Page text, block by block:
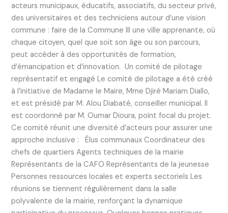
acteurs municipaux, éducatifs, associatifs, du secteur privé,
des universitaires et des techniciens autour d’une vision
commune : faire de la Commune III une ville apprenante, où
chaque citoyen, quel que soit son âge ou son parcours,
peut accéder à des opportunités de formation,
d’émancipation et d’innovation. Un comité de pilotage
représentatif et engagé Le comité de pilotage a été créé
à l’initiative de Madame le Maire, Mme Djiré Mariam Diallo,
et est présidé par M. Alou Diabaté, conseiller municipal. Il
est coordonné par M. Oumar Dioura, point focal du projet.
Ce comité réunit une diversité d’acteurs pour assurer une
approche inclusive : Élus communaux Coordinateur des
chefs de quartiers Agents techniques de la mairie
Représentants de la CAFO Représentants de la jeunesse
Personnes ressources locales et experts sectoriels Les
réunions se tiennent régulièrement dans la salle
polyvalente de la mairie, renforçant la dynamique